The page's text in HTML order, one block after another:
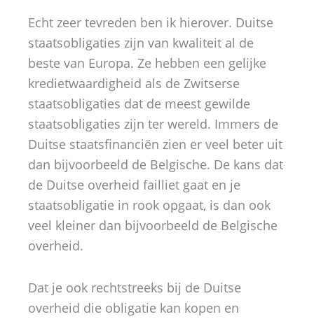
Echt zeer tevreden ben ik hierover. Duitse
staatsobligaties zijn van kwaliteit al de
beste van Europa. Ze hebben een gelijke
kredietwaardigheid als de Zwitserse
staatsobligaties dat de meest gewilde
staatsobligaties zijn ter wereld. Immers de
Duitse staatsfinanciën zien er veel beter uit
dan bijvoorbeeld de Belgische. De kans dat
de Duitse overheid failliet gaat en je
staatsobligatie in rook opgaat, is dan ook
veel kleiner dan bijvoorbeeld de Belgische
overheid.
Dat je ook rechtstreeks bij de Duitse
overheid die obligatie kan kopen en